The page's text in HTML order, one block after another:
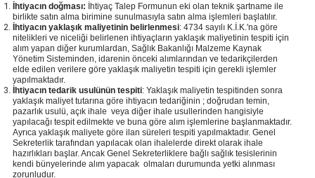
İhtiyacın doğması:
İhtiyaç Talep Formunun eki olan teknik şartname ile
birlikte satın alma birimine sunulmasıyla satın alma işlemleri başlatılır.
İhtiyacın yaklaşık maliyetinin belirlenmesi: 4734 sayılı K.İ.K.'na göre
nitelikleri ve niceliği belirlenen ihtiyaçların yaklaşık maliyetinin tespiti için
alım yapan diğer kurumlardan, Sağlık Bakanlığı Malzeme Kaynak
Yönetim Sisteminden, idarenin önceki alımlarından ve tedarikçilerden
elde edilen verilere göre yaklaşık maliyetin tespiti için gerekli işlemler
yapılmaktadır.
İhtiyacın tedarik usulünün tespiti: Yaklaşık maliyetin tespitinden sonra
yaklaşık maliyet tutarına göre ihtiyacın tedariğinin ; doğrudan temin,
pazarlık usulü, açık ihale veya diğer ihale usullerinden hangisiyle
yapılacağı tespit edilmekte ve buna göre alım işlemlerine başlanmaktadır.
Ayrıca yaklaşık maliyete göre ilan süreleri tespiti yapılmaktadır. Genel
Sekreterlik tarafından yapılacak olan ihalelerde direkt olarak ihale
hazırlıkları başlar. Ancak Genel Sekreterliklere bağlı sağlık tesislerinin
kendi bünyelerinde alım yapacak olmaları durumunda yetki alınması
zorunludur.